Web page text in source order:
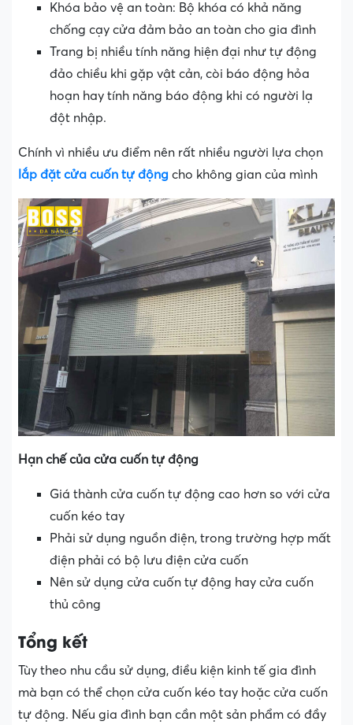
Khóa bảo vệ an toàn: Bộ khóa có khả năng
chống cạy cửa đảm bảo an toàn cho gia đình
Trang bị nhiều tính năng hiện đại như tự động
đảo chiều khi gặp vật cản, còi báo động hỏa
hoạn hay tính năng báo động khi có người lạ
đột nhập.
Chính vì nhiều ưu điểm nên rất nhiều người lựa chọn
lắp đặt cửa cuốn tự động cho không gian của mình
Hạn chế của cửa cuốn tự động
Giá thành cửa cuốn tự động cao hơn so với cửa
cuốn kéo tay
Phải sử dụng nguồn điện, trong trường hợp mất
điện phải có bộ lưu điện cửa cuốn
Nên sử dụng cửa cuốn tự động hay cửa cuốn
thủ công
Tổng kết
Tùy theo nhu cầu sử dụng, điều kiện kinh tế gia đình
mà bạn có thể chọn cửa cuốn kéo tay hoặc cửa cuốn
tự động. Nếu gia đình bạn cần một sản phẩm có đầy